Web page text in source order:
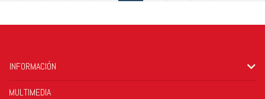
INFORMACIÓN
MULTIMEDIA